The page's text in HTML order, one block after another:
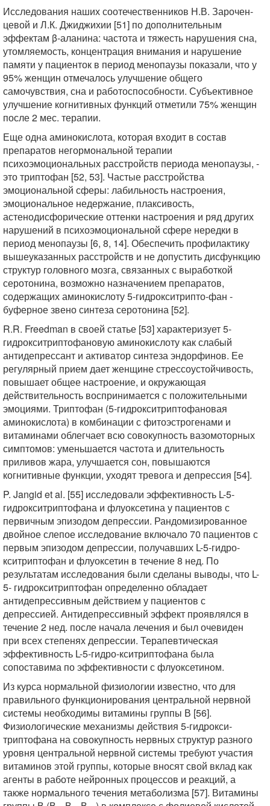
Исследования наших соотечественников Н.В. Зарочен-
цевой и Л.К. Джиджихии [51] по дополнительным
эффектам β-аланина: частота и тяжесть нарушения сна,
утомляемость, концентрация внимания и нарушение
памяти у пациенток в период менопаузы показали, что у
95% женщин отмечалось улучшение общего
самочувствия, сна и работоспособности. Субъективное
улучшение когнитивных функций отметили 75% женщин
после 2 мес. терапии.
Еще одна аминокислота, которая входит в состав
препаратов негормональной терапии
психоэмоциональных расстройств периода менопаузы, -
это триптофан [52, 53]. Частые расстройства
эмоциональной сферы: лабильность настроения,
эмоциональное недержание, плаксивость,
астенодисфорические оттенки настроения и ряд других
нарушений в психоэмоциональной сфере нередки в
период менопаузы [6, 8, 14]. Обеспечить профилактику
вышеуказанных расстройств и не допустить дисфункцию
структур головного мозга, связанных с выработкой
серотонина, возможно назначением препаратов,
содержащих аминокислоту 5-гидрокситрипто-фан -
буферное звено синтеза серотонина [52].
R.R. Freedman в своей статье [53] характеризует 5-
гидрокситриптофановую аминокислоту как слабый
антидепрессант и активатор синтеза эндорфинов. Ее
регулярный прием дает женщине стрессоустойчивость,
повышает общее настроение, и окружающая
действительность воспринимается с положительными
эмоциями. Триптофан (5-гидрокситриптофановая
аминокислота) в комбинации с фитоэстрогенами и
витаминами облегчает всю совокупность вазомоторных
симптомов: уменьшается частота и длительность
приливов жара, улучшается сон, повышаются
когнитивные функции, уходят тревога и депрессия [54].
P. Jangid et al. [55] исследовали эффективность L-5-
гидрокситриптофана и флуоксетина у пациентов с
первичным эпизодом депрессии. Рандомизированное
двойное слепое исследование включало 70 пациентов с
первым эпизодом депрессии, получавших L-5-гидро-
кситриптофан и флуоксетин в течение 8 нед. По
результатам исследования были сделаны выводы, что L-
5- гидрокситриптофан определенно обладает
антидепрессивным действием у пациентов с
депрессией. Антидепрессивный эффект проявлялся в
течение 2 нед. после начала лечения и был очевиден
при всех степенях депрессии. Терапевтическая
эффективность L-5-гидро-кситриптофана была
сопоставима по эффективности с флуоксетином.
Из курса нормальной физиологии известно, что для
правильного функционирования центральной нервной
системы необходимы витамины группы В [56].
Физиологические механизмы действия 5-гидрокси-
триптофана на совокупность нервных структур разного
уровня центральной нервной системы требуют участия
витаминов этой группы, которые вносят свой вклад как
агенты в работе нейронных процессов и реакций, а
также нормального течения метаболизма [57]. Витамины